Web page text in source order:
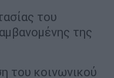
του
της
του κοινωνικού